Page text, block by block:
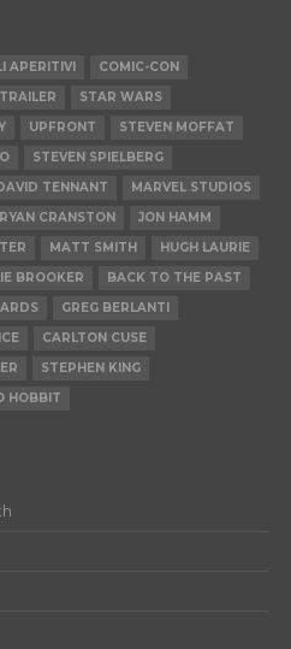
APERITIVI
COMIC-CON
TRAILER
STAR WARS
UPFRONT
STEVEN MOFFAT
STEVEN SPIELBERG
TENNANT
MARVEL STUDIOS
CRANSTON
JON HAMM
MATT SMITH
HUGH LAURIE
BROOKER
BACK TO THE PAST
GREG BERLANTI
CARLTON CUSE
STEPHEN KING
HOBBIT